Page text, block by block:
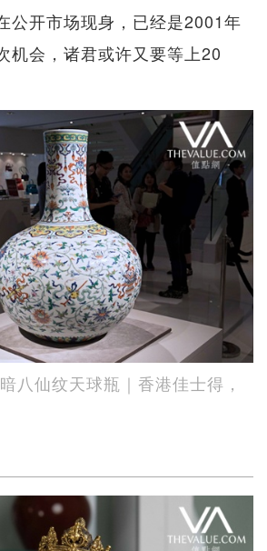
公开市场现身，已经是2001年
机会，诸君或许又要等上20
八仙纹天球瓶｜香港佳士得，